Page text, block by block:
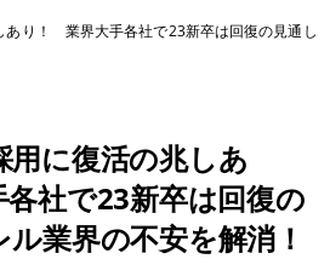
あり！ 業界大手各社で23新卒は回復の見通し
用に復活の兆しあ
社で23新卒は回復の
業界の不安を解消！